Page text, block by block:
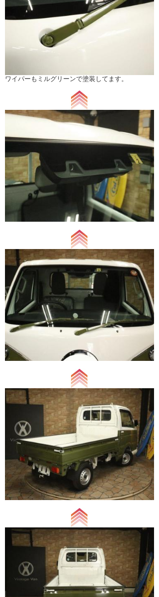
ワイパーもミルグリーンで塗装してます。